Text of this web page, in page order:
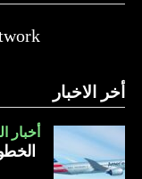
أخر الاخبار
أخبار